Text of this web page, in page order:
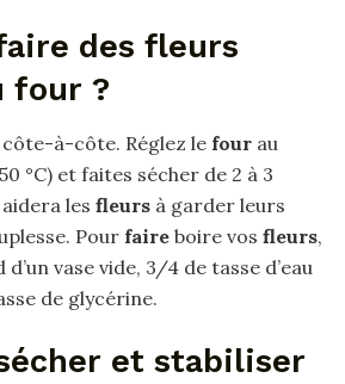
des fleurs
four ?
côte-à-côte. Réglez le four au
°C) et faites sécher de 2 à 3
les fleurs à garder leurs
Pour faire boire vos fleurs,
vase vide, 3/4 de tasse d’eau
de glycérine.
et stabiliser